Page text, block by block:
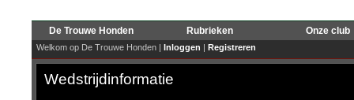
De Trouwe Honden Rubrieken Onze club
Welkom op De Trouwe Honden | Inloggen | Registreren
Wedstrijdinformatie